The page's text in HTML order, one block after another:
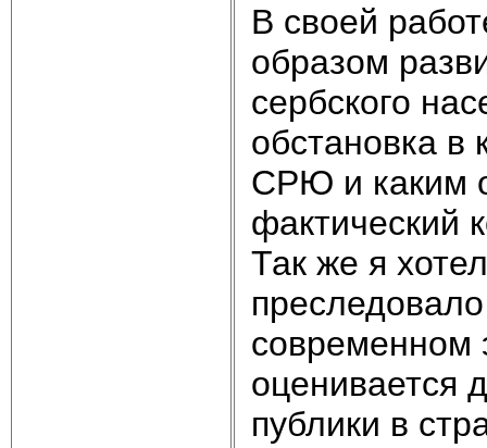
В своей
образом
сербского
обстановка в
СРЮ и каким
фактический
Так же я
современном
оценивается
публики в